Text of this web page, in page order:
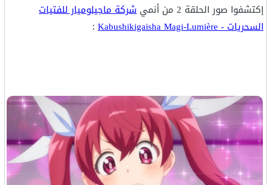
إكتشفوا صور الحلقة 2 من أنمي
شركة ماجيلوميار للفتيات
السحريات - Kabushikigaisha Magi-Lumière
: